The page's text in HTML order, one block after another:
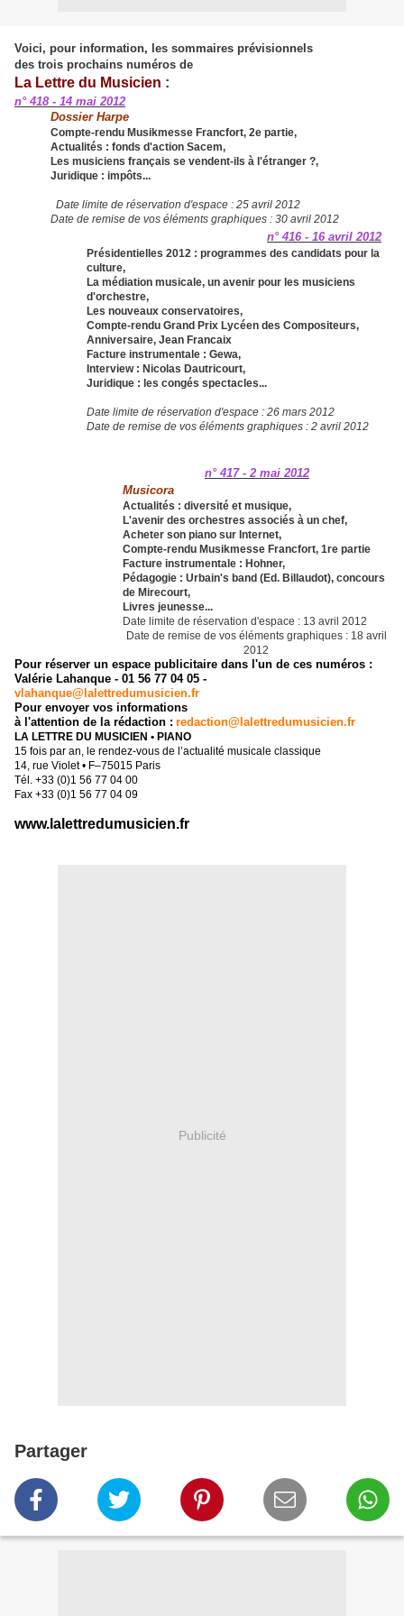
Voici, pour information, les sommaires prévisionnels
des trois prochains numéros de
La Lettre du Musicien :
n° 418 - 14 mai 2012
Dossier Harpe
Compte-rendu Musikmesse Francfort, 2e partie,
Actualités : fonds d'action Sacem,
Les musiciens français se vendent-ils à l'étranger ?,
Juridique : impôts...
Date limite de réservation d'espace : 25 avril 2012
Date de remise de vos éléments graphiques : 30 avril 2012
n° 416 - 16 avril 2012
Présidentielles 2012 : programmes des candidats pour la
culture,
La médiation musicale, un avenir pour les musiciens
d'orchestre,
Les nouveaux conservatoires,
Compte-rendu Grand Prix Lycéen des Compositeurs,
Anniversaire, Jean Francaix
Facture instrumentale : Gewa,
Interview : Nicolas Dautricourt,
Juridique : les congés spectacles...
Date limite de réservation d'espace : 26 mars 2012
Date de remise de vos éléments graphiques : 2 avril 2012
n° 417 - 2 mai 2012
Musicora
Actualités : diversité et musique,
L'avenir des orchestres associés à un chef,
Acheter son piano sur Internet,
Compte-rendu Musikmesse Francfort, 1re partie
Facture instrumentale : Hohner,
Pédagogie : Urbain's band (Ed. Billaudot), concours
de Mirecourt,
Livres jeunesse...
Date limite de réservation d'espace : 13 avril 2012
Date de remise de vos éléments graphiques : 18 avril
2012
Pour réserver un espace publicitaire dans l'un de ces numéros :
Valérie Lahanque - 01 56 77 04 05 -
vlahanque@lalettredumusicien.fr
Pour envoyer vos informations
à l'attention de la rédaction : redaction@lalettredumusicien.fr
LA LETTRE DU MUSICIEN • PIANO
15 fois par an, le rendez-vous de l’actualité musicale classique
14, rue Violet • F–75015 Paris
Tél. +33 (0)1 56 77 04 00
Fax +33 (0)1 56 77 04 09
www.lalettredumusicien.fr
Publicité
Partager